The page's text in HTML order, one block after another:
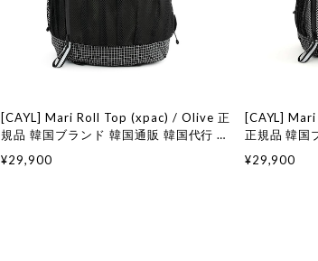
[CAYL] Mari Roll Top (xpac) / Olive 正
規品 韓国ブランド 韓国通販 韓国代行 韓
¥29,900
[CAYL]
正規品 韓国
舗
¥29,900